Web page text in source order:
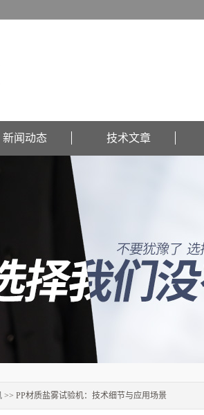
新闻动态 技术文章
>> PP材质盐雾试验机：技术细节与应用场景